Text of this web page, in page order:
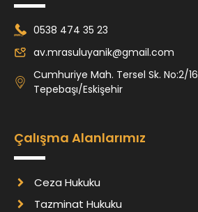
0538 474 35 23
av.mrasuluyanik@gmail.com
Cumhuriye Mah. Tersel Sk. No:2/16
Tepebaşı/Eskişehir
Çalışma Alanlarımız
Ceza Hukuku
Tazminat Hukuku